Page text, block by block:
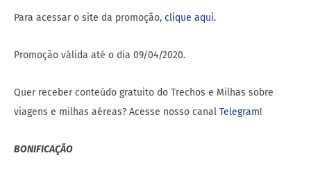
Para acessar o site da promoção, clique aqui.
Promoção válida até o dia 09/04/2020.
Quer receber conteúdo gratuito do Trechos e Milhas sobre
viagens e milhas aéreas? Acesse nosso canal Telegram!
BONIFICAÇÃO